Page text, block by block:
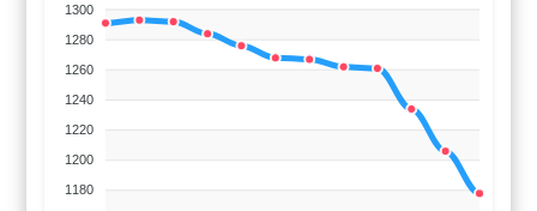
1300
1280
1260
1240
1220
1200
1180